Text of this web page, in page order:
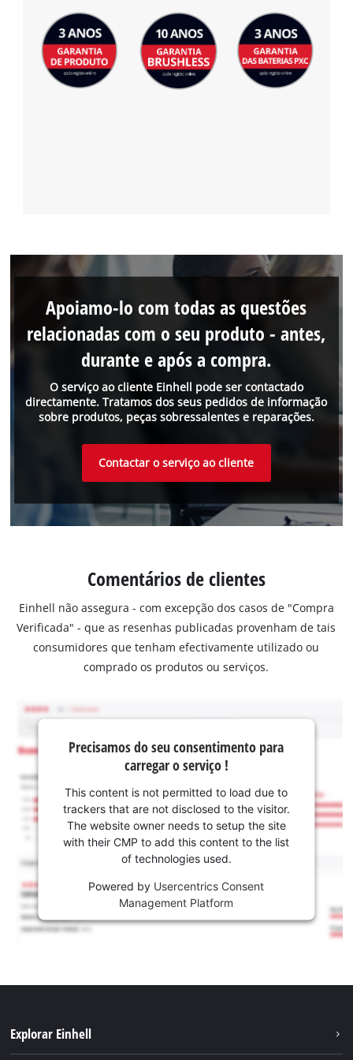
O serviço ao cliente Einhell pode ser contactado
directamente. Tratamos dos seus pedidos de informação
sobre produtos, peças sobressalentes e reparações.
Apoiamo-lo com todas as questões
relacionadas com o seu produto - antes,
durante e após a compra.
Contactar o serviço ao cliente
Comentários de clientes
Einhell não assegura - com excepção dos casos de "Compra
Verificada" - que as resenhas publicadas provenham de tais
consumidores que tenham efectivamente utilizado ou
comprado os produtos ou serviços.
Precisamos do seu consentimento para
carregar o serviço !
This content is not permitted to load due to
trackers that are not disclosed to the visitor.
The website owner needs to setup the site
with their CMP to add this content to the list
of technologies used.
Powered by Usercentrics Consent
Management Platform
Explorar Einhell